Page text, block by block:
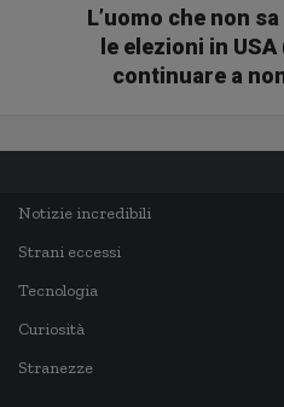
L’uomo che non
le elezioni in
continuare a
Notizie incredibili
Strani eccessi
Tecnologia
Curiosità
Stranezze